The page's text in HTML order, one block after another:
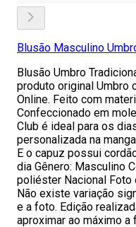
Blusão Masculino
Blusão Umbro
produto original Umbro
Online. Feito com
Confeccionado em
Club é ideal para os
personalizada na
E o capuz possui
dia Gênero: Masculino
poliéster Nacional Foto
Não existe variação
e a foto. Edição
aproximar ao máximo